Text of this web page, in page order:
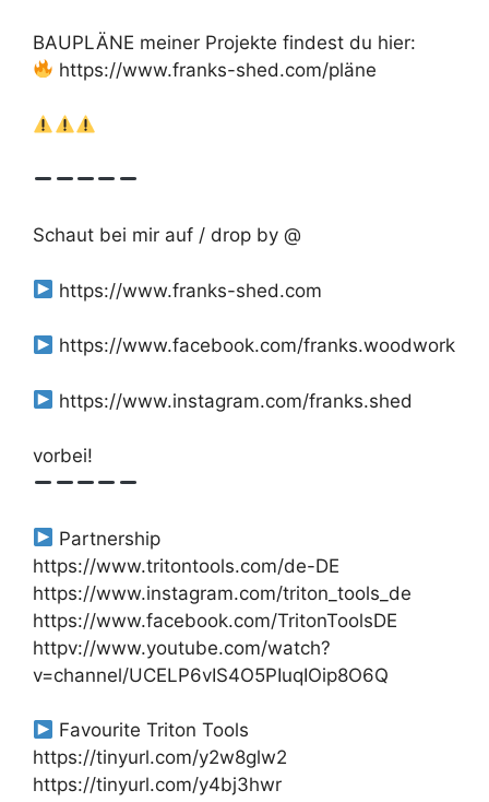
BAUPLÄNE meiner Projekte findest du hier:
https://www.franks-shed.com/pläne
Schaut bei mir auf / drop by @
https://www.franks-shed.com
https://www.facebook.com/franks.woodwork
https://www.instagram.com/franks.shed
vorbei!
Partnership
https://www.tritontools.com/de-DE
https://www.instagram.com/triton_tools_de
https://www.facebook.com/TritonToolsDE
httpv://www.youtube.com/watch?
v=channel/UCELP6vIS4O5PIuqIOip8O6Q
Favourite Triton Tools
https://tinyurl.com/y2w8glw2
https://tinyurl.com/y4bj3hwr